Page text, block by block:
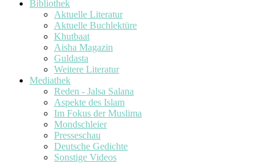
Bibliothek
Aktuelle Literatur
Aktuelle Buchlektüre
Khutbaat
Aisha Magazin
Guldasta
Weitere Literatur
Mediathek
Reden - Jalsa Salana
Aspekte des Islam
Im Fokus der Muslima
Mondschleier
Presseschau
Deutsche Gedichte
Sonstige Videos